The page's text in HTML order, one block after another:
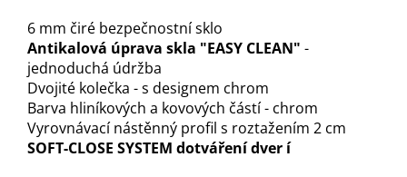
6 mm čiré bezpečnostní sklo
Antikalová úprava skla "EASY CLEAN" -
jednoduchá údržba
Dvojité kolečka - s designem chrom
Barva hliníkových a kovových částí - chrom
Vyrovnávací nástěnný profil s roztažením 2 cm
SOFT-CLOSE SYSTEM dotváření dver í